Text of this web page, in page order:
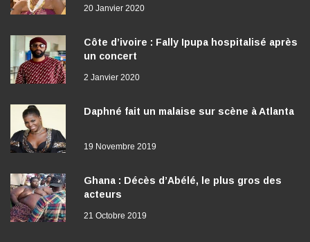
20 Janvier 2020
Côte d’ivoire : Fally Ipupa hospitalisé après
un concert
2 Janvier 2020
Daphné fait un malaise sur scène à Atlanta
19 Novembre 2019
Ghana : Décès d’Abélé, le plus gros des
acteurs
21 Octobre 2019